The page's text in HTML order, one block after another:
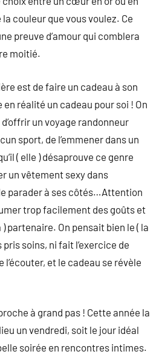
couleur que vous voulez. Ce
preuve d’amour qui comblera
moitié.
est de faire un cadeau à son
en réalité un cadeau pour soi ! On
un voyage randonneur
sport, de l’emmener dans un
( elle ) désaprouve ce genre
un vêtement sexy dans
parader à ses côtés…Attention
trop facilement des goûts et
) partenaire. On pensait bien le ( la
pris soins, ni fait l’exercice de
l’écouter, et le cadeau se révèle
à grand pas ! Cette année la
un vendredi, soit le jour idéal
soirée en rencontres intimes.